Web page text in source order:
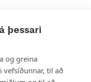
þessari
og greina
til að